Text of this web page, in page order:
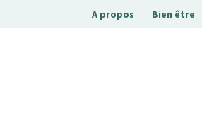
A propos Bien être